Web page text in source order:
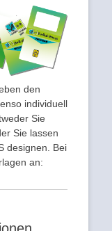
den
individuell
Sie
Sie lassen
designen. Bei
an: